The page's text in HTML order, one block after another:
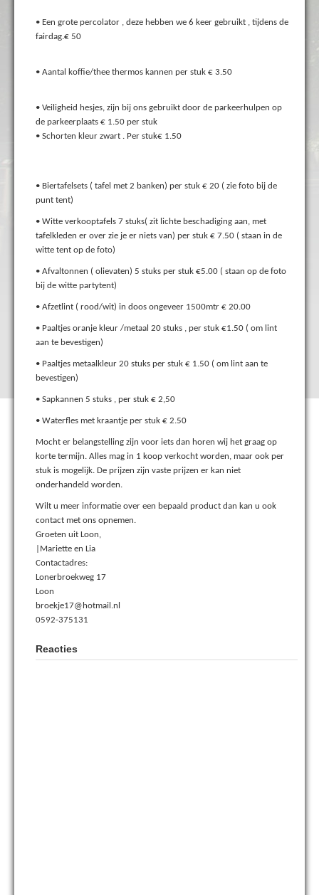
• Een grote percolator , deze hebben we 6 keer gebruikt , tijdens de
fairdag.€ 50
• Aantal koffie/thee thermos kannen per stuk € 3.50
• Veiligheid hesjes, zijn bij ons gebruikt door de parkeerhulpen op
de parkeerplaats € 1.50 per stuk
• Schorten kleur zwart . Per stuk€ 1.50
• Biertafelsets ( tafel met 2 banken) per stuk € 20 ( zie foto bij de
punt tent)
• Witte verkooptafels 7 stuks( zit lichte beschadiging aan, met
tafelkleden er over zie je er niets van) per stuk € 7.50 ( staan in de
witte tent op de foto)
• Afvaltonnen ( olievaten) 5 stuks per stuk €5.00 ( staan op de foto
bij de witte partytent)
• Afzetlint ( rood/wit) in doos ongeveer 1500mtr € 20.00
• Paaltjes oranje kleur /metaal 20 stuks , per stuk €1.50 ( om lint
aan te bevestigen)
• Paaltjes metaalkleur 20 stuks per stuk € 1.50 ( om lint aan te
bevestigen)
• Sapkannen 5 stuks , per stuk € 2,50
• Waterfles met kraantje per stuk € 2.50
Mocht er belangstelling zijn voor iets dan horen wij het graag op
korte termijn. Alles mag in 1 koop verkocht worden, maar ook per
stuk is mogelijk. De prijzen zijn vaste prijzen er kan niet
onderhandeld worden.
Wilt u meer informatie over een bepaald product dan kan u ook
contact met ons opnemen.
Groeten uit Loon,
|Mariette en Lia
Contactadres:
Lonerbroekweg 17
Loon
broekje17@hotmail.nl
0592-375131
Reacties